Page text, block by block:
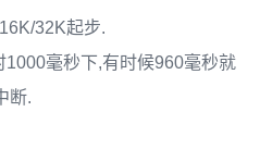
32K起步.
毫秒下,有时候960毫秒就
断.